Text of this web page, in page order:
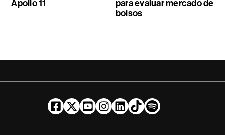
Apollo 11
para evaluar mercado de
bolsos